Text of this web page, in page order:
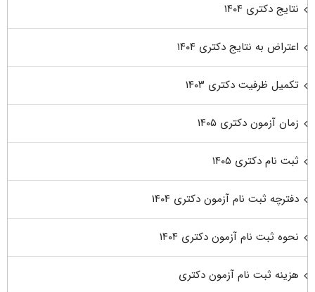
نتایج دکتری ۱۴۰۴
اعتراض به نتایج دکتری ۱۴۰۴
تکمیل ظرفیت دکتری ۱۴۰۳
زمان آزمون دکتری ۱۴۰۵
ثبت نام دکتری ۱۴۰۵
دفترچه ثبت نام آزمون دکتری ۱۴۰۴
نحوه ثبت نام آزمون دکتری ۱۴۰۴
هزینه ثبت نام آزمون دکتری